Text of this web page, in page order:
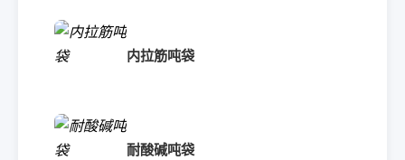
内拉筋吨袋
耐酸碱吨袋